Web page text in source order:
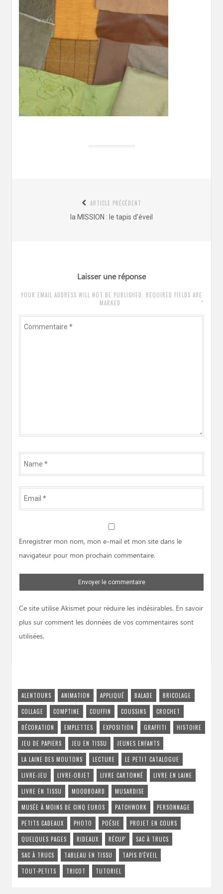
ARTICLE PRÉCÉDENT
Article
la MISSION : le tapis d’éveil
Laisser une réponse
YOUR EMAIL ADDRESS WILL NOT BE PUBLISHED. REQUIRED FIELDS ARE
MARKED
*
Commentaire
Name
*
Email
*
Enregistrer mon nom, mon e-mail et mon site dans le
navigateur pour mon prochain commentaire.
Ce site utilise Akismet pour réduire les indésirables. En savoir
plus sur comment les données de vos commentaires sont
utilisées.
ALENTOURS ANIMATION APPLIQUÉ BALADE
BRICOLAGE
COLLAGE
COMPTINE COUFFIN COUSSINS
CROCHET
DÉCORATION
EMPLETTES EXPOSITION GRAFFITI
HISTOIRE
JEU DE PAPIERS
JEU EN TISSU
JEUNES ENFANTS
LA LAINE DES MOUTONS
LECTURE
LE PETIT CATALOGUE
LIVRE-JEU
LIVRE-OBJET LIVRE CARTONNÉ
LIVRE EN LAINE
LIVRE EN TISSU
MOODBOARD
MUSARDISE
MUSÉE À MOINS DE CINQ EUROS
PATCHWORK
PERSONNAGE
PETITS CADEAUX
PHOTO POÉSIE
PROJET EN COURS
QUELQUES PAGES
RIDEAUX RÉCUP'
SAC À TRUCS
SAC À TRUCS
TABLEAU EN TISSU
TAPIS D'ÉVEIL
TOUT-PETITS
TRICOT TUTORIEL